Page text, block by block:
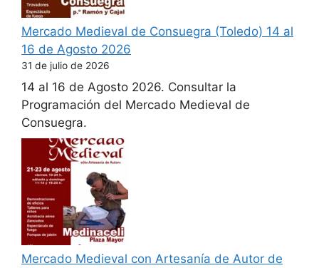
Mercado Medieval de Consuegra (Toledo) 14 al
16 de Agosto 2026
31 de julio de 2026
14 al 16 de Agosto 2026. Consultar la
Programación del Mercado Medieval de
Consuegra.
Mercado Medieval con Artesanía de Autor de